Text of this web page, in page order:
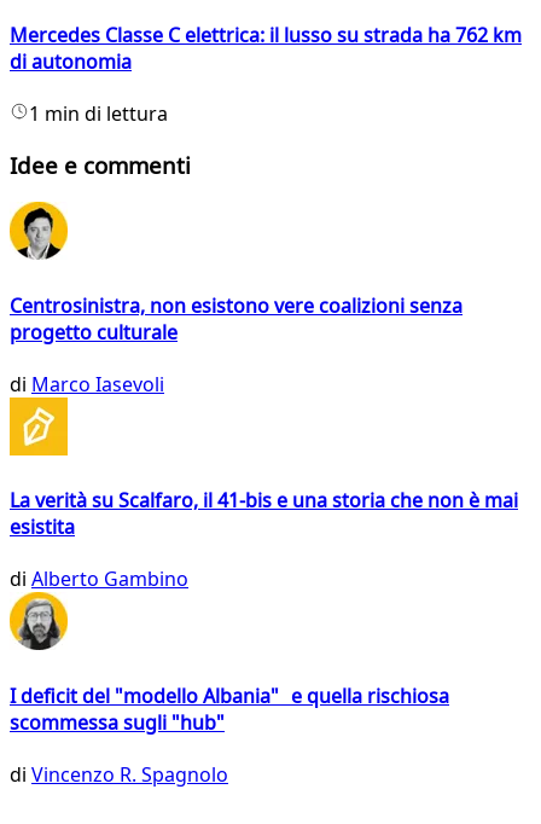
Mercedes Classe C elettrica: il lusso su strada ha 762 km
di autonomia
1 min di lettura
Idee e commenti
Centrosinistra, non esistono vere coalizioni senza
progetto culturale
di Marco Iasevoli
La verità su Scalfaro, il 41-bis e una storia che non è mai
esistita
di Alberto Gambino
I deficit del "modello Albania" e quella rischiosa
scommessa sugli "hub"
di Vincenzo R. Spagnolo